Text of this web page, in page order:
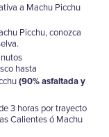
a Machu Picchu
Picchu, conozca
hasta
(90% asfaltada y
3 horas por trayecto
Calientes ó Machu